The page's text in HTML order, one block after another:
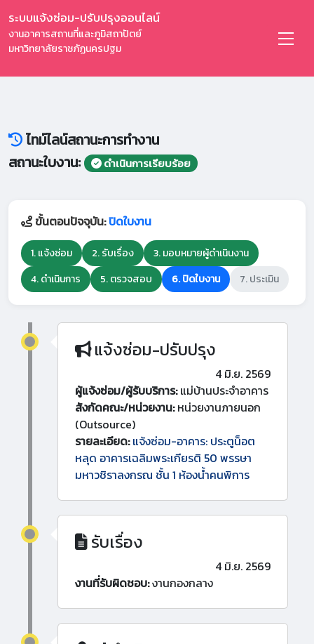
ระบบแจ้งซ่อม-ปรับปรุงออนไลน์
งานอาคารสถานที่และภูมิสถาปัตย์
มหาวิทยาลัยราชภัฏนครปฐม
ไทม์ไลน์สถานะการทำงาน
สถานะใบงาน:
ดำเนินการเรียบร้อย
ขั้นตอนปัจจุบัน:ปิดใบงาน
1. แจ้งซ่อม 2. รับเรื่อง
3. มอบหมายผู้ดำเนินงาน
4. ดำเนินการ
5. ตรวจสอบ 6. ปิดใบงาน 7. ประเมิน
แจ้งซ่อม-ปรับปรุง
4 มิ.ย. 2569
ผู้แจ้งซ่อม/ผู้รับบริการ:แม่บ้านประจำอาคาร
สังกัดคณะ/หน่วยงาน:หน่วยงานภายนอก
(Outsource)
รายละเอียด: แจ้งซ่อม-อาคาร: ประตูน็อต
หลุด อาคารเฉลิมพระเกียรติ 50 พรรษา
มหาวชิราลงกรณ ชั้น 1 ห้องน้ำคนพิการ
รับเรื่อง
4 มิ.ย. 2569
งานที่รับผิดชอบ:งานกองกลาง